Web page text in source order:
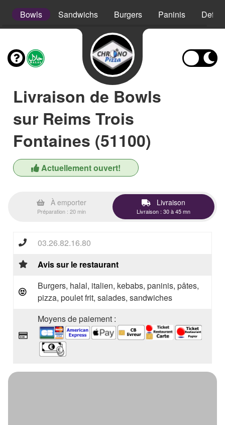
Bowls Sandwichs Burgers Paninis
Livraison de Bowls
sur Reims Trois
Fontaines (51100)
Actuellement ouvert!
À emporter
Préparation : 20 min
Livraison
Livraison : 30 à 45 mn
03.26.82.16.80
Avis sur le restaurant
Burgers, halal, italien, kebabs, paninis, pâtes,
pizza, poulet frit, salades, sandwiches
Moyens de paiement :